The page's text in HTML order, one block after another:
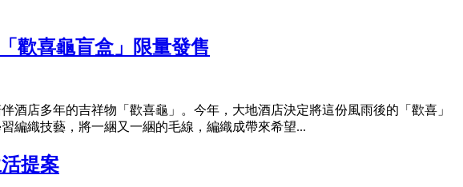
歡喜龜盲盒」限量發售
店多年的吉祥物「歡喜龜」。今年，大地酒店決定將這份風雨後的「歡喜」
編織技藝，將一綑又一綑的毛線，編織成帶來希望...
提案